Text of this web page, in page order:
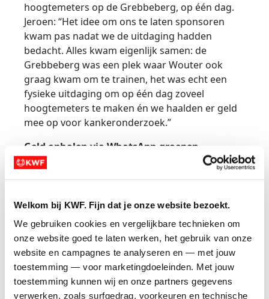
Welkom bij KWF. Fijn dat je onze website bezoekt.
We gebruiken cookies en vergelijkbare technieken om
onze website goed te laten werken, het gebruik van onze
website en campagnes te analyseren en — met jouw
toestemming — voor marketingdoeleinden. Met jouw
toestemming kunnen wij en onze partners gegevens
verwerken, zoals surfgedrag, voorkeuren en technische
hoogtemeters op de Grebbeberg, op één dag.
Jeroen: “Het idee om ons te laten sponsoren
kwam pas nadat we de uitdaging hadden
bedacht. Alles kwam eigenlijk samen: de
Grebbeberg was een plek waar Wouter ook
graag kwam om te trainen, het was echt een
fysieke uitdaging om op één dag zoveel
hoogtemeters te maken én we haalden er geld
mee op voor kankeronderzoek.”
Geld ophalen via WhatsApp-groepen
Jeroen: “Met een actiepagina was het heel
december en 9 januari gingen we lopen. Het
streefbedrag bepalen, dat vond ik wel lastig. 500
euro leek me realistisch. Ik dacht, ik doneer zelf
maar wat, dan lijkt het in ieder geval nog wat. En
dan maar promoten he? Met name via
WhatsApp- groepen verliep het succesvol. Ik
deelde de link en er waren altijd wel mensen